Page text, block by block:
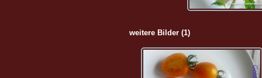
weitere Bilder (1)